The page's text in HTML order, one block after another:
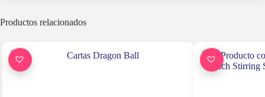
Productos relacionados